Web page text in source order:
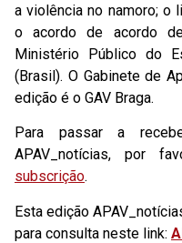
a violência no namoro; o
o acordo de acordo
Ministério Público do
(Brasil). O Gabinete de
edição é o GAV Braga.
Para passar a
APAV_notícias, por
subscrição.
Esta edição
para consulta neste link: